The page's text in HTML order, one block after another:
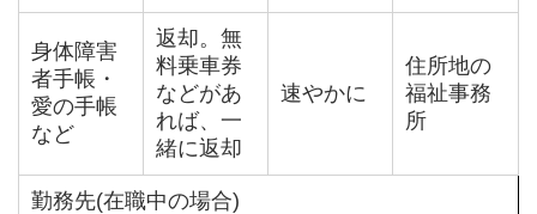
身体障害
者手帳・
愛の手帳
など
返却。無
料乗車券
などがあ
れば、一
緒に返却
速やかに
住所地の
福祉事務
所
勤務先(在職中の場合)